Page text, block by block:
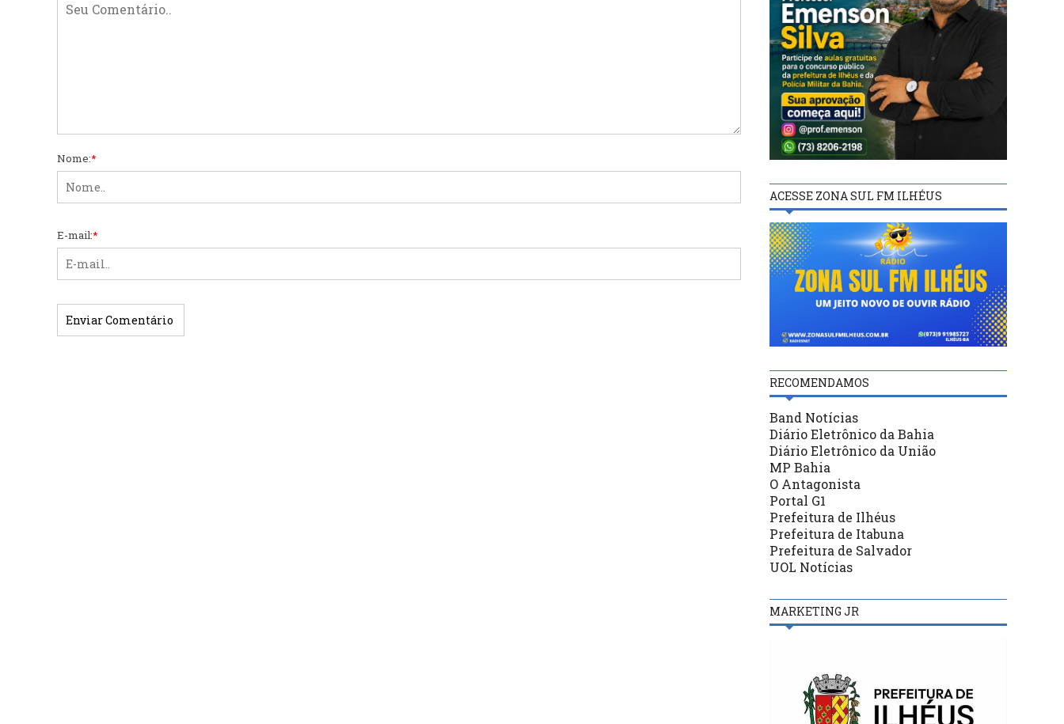
Nome:*
E-mail:*
ACESSE ZONA SUL FM ILHÉUS
RECOMENDAMOS
Band Notícias
Diário Eletrônico da Bahia
Diário Eletrônico da União
MP Bahia
O Antagonista
Portal G1
Prefeitura de Ilhéus
Prefeitura de Itabuna
Prefeitura de Salvador
UOL Notícias
MARKETING JR